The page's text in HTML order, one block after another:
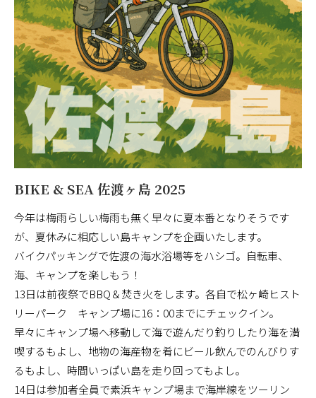
BIKE & SEA 佐渡ヶ島 2025
今年は梅雨らしい梅雨も無く早々に夏本番となりそうです
が、夏休みに相応しい島キャンプを企画いたします。
バイクパッキングで佐渡の海水浴場等をハシゴ。自転車、
海、キャンプを楽しもう！
13日は前夜祭でBBQ＆焚き火をします。各自で松ヶ崎ヒスト
リーパーク キャンプ場に16：00までにチェックイン。
早々にキャンプ場へ移動して海で遊んだり釣りしたり海を満
喫するもよし、地物の海産物を肴にビール飲んでのんびりす
るもよし、時間いっぱい島を走り回ってもよし。
14日は参加者全員で素浜キャンプ場まで海岸線をツーリン